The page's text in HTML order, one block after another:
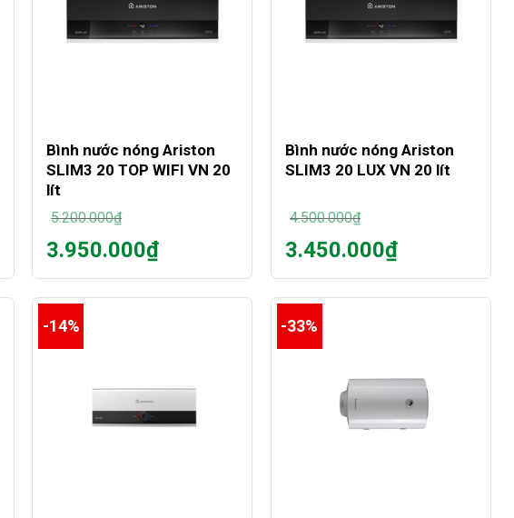
Bình nước nóng Ariston
SLIM3 20 TOP WIFI VN 20
lít
5.200.000₫
Giá
gốc
là:
3.950.000₫
tại
là:
3.950.000₫.
Bình nước nóng Ariston
SLIM3 20 LUX VN 20 lít
4.500.000₫
Giá
gốc
là:
3.450.000₫
tại
là:
3.450.000₫.
-14% -33%